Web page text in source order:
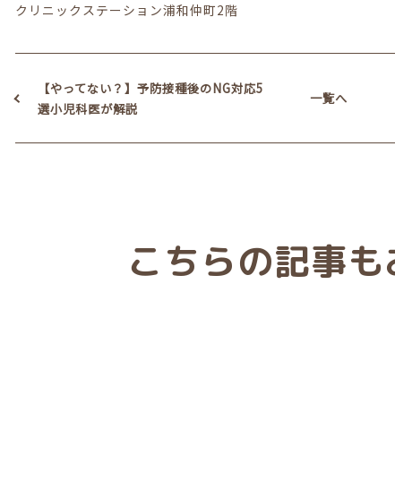
クリニックステーション浦和仲町2階
【やってない？】予防接種後のNG対応5
選小児科医が解説
一覧へ
こちらの記事